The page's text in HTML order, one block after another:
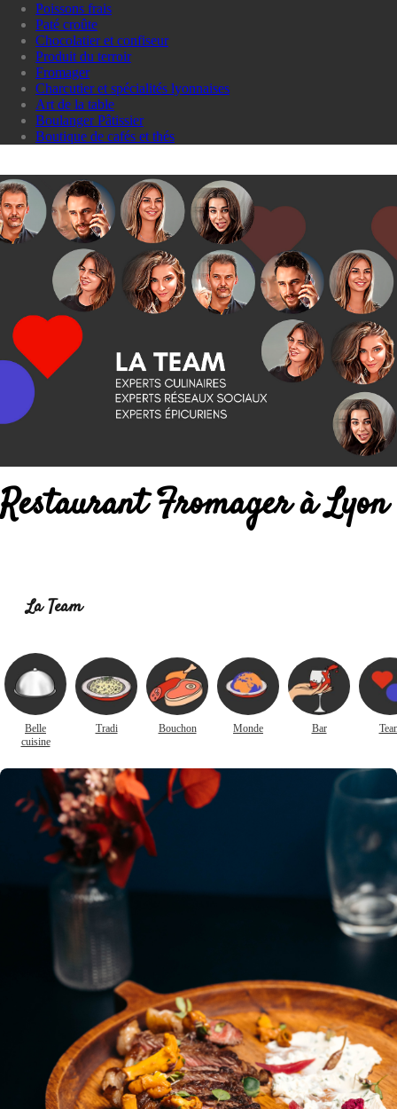
Poissons frais
Paté croûte
Chocolatier et confiseur
Produit du terroir
Fromager
Charcutier et spécialités lyonnaises
Art de la table
Boulanger Pâtissier
Boutique de cafés et thés
Restaurant Fromager à Lyon
La Team
Belle
cuisine
Tradi Bouchon Monde Bar